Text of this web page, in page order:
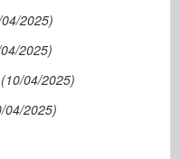
2025)
2025)
(10/04/2025)
04/2025)